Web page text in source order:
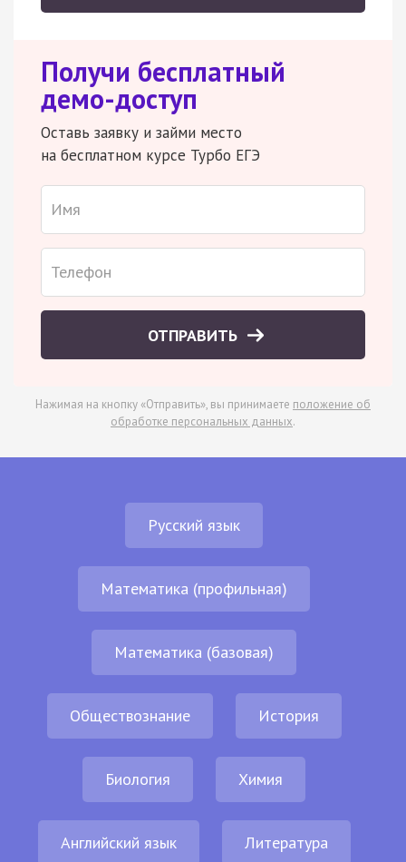
Получи бесплатный
демо-доступ
Оставь заявку и займи место
на бесплатном курсе Турбо ЕГЭ
ОТПРАВИТЬ
Нажимая на кнопку «Отправить», вы принимаете положение об
обработке персональных данных.
Русский язык
Математика (профильная)
Математика (базовая)
Обществознание История
Биология Химия
Английский язык Литература